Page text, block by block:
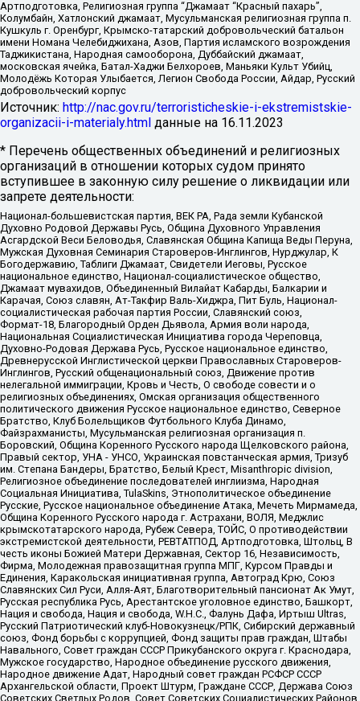
Артподготовка, Религиозная группа “Джамаат “Красный пахарь”,
Колумбайн, Хатлонский джамаат, Мусульманская религиозная группа п.
Кушкуль г. Оренбург, Крымско-татарский добровольческий батальон
имени Номана Челебиджихана, Азов, Партия исламского возрождения
Таджикистана, Народная самооборона, Дуббайский джамаат,
московская ячейка, Батал-Хаджи Белхороев, Маньяки Культ Убийц,
Молодёжь Которая Улыбается, Легион Свобода России, Айдар, Русский
добровольческий корпус
Источник: http://nac.gov.ru/terroristicheskie-i-ekstremistskie-
organizacii-i-materialy.html данные на 16.11.2023
* Перечень общественных объединений и религиозных
организаций в отношении которых судом принято
вступившее в законную силу решение о ликвидации или
запрете деятельности:
Национал-большевистская партия, ВЕК РА, Рада земли Кубанской
Духовно Родовой Державы Русь, Община Духовного Управления
Асгардской Веси Беловодья, Славянская Община Капища Веды Перуна,
Мужская Духовная Семинария Староверов-Инглингов, Нурджулар, К
Богодержавию, Таблиги Джамаат, Свидетели Иеговы, Русское
национальное единство, Национал-социалистическое общество,
Джамаат мувахидов, Объединенный Вилайат Кабарды, Балкарии и
Карачая, Союз славян, Ат-Такфир Валь-Хиджра, Пит Буль, Национал-
социалистическая рабочая партия России, Славянский союз,
Формат-18, Благородный Орден Дьявола, Армия воли народа,
Национальная Социалистическая Инициатива города Череповца,
Духовно-Родовая Держава Русь, Русское национальное единство,
Древнерусской Инглистической церкви Православных Староверов-
Инглингов, Русский общенациональный союз, Движение против
нелегальной иммиграции, Кровь и Честь, О свободе совести и о
религиозных объединениях, Омская организация общественного
политического движения Русское национальное единство, Северное
Братство, Клуб Болельщиков Футбольного Клуба Динамо,
Файзрахманисты, Мусульманская религиозная организация п.
Боровский, Община Коренного Русского народа Щелковского района,
Правый сектор, УНА - УНСО, Украинская повстанческая армия, Тризуб
им. Степана Бандеры, Братство, Белый Крест, Misanthropic division,
Религиозное объединение последователей инглиизма, Народная
Социальная Инициатива, TulaSkins, Этнополитическое объединение
Русские, Русское национальное объединение Атака, Мечеть Мирмамеда,
Община Коренного Русского народа г. Астрахани, ВОЛЯ, Меджлис
крымскотатарского народа, Рубеж Севера, ТОЙС, О противодействии
экстремистской деятельности, РЕВТАТПОД, Артподготовка, Штольц, В
честь иконы Божией Матери Державная, Сектор 16, Независимость,
Фирма, Молодежная правозащитная группа МПГ, Курсом Правды и
Единения, Каракольская инициативная группа, Автоград Крю, Союз
Славянских Сил Руси, Алля-Аят, Благотворительный пансионат Ак Умут,
Русская республика Русь, Арестантское уголовное единство, Башкорт,
Нация и свобода, Нация и свобода, W.H.С., Фалунь Дафа, Иртыш Ultras,
Русский Патриотический клуб-Новокузнецк/РПК, Сибирский державный
союз, Фонд борьбы с коррупцией, Фонд защиты прав граждан, Штабы
Навального, Совет граждан СССР Прикубанского округа г. Краснодара,
Мужское государство, Народное объединение русского движения,
Народное движение Адат, Народный совет граждан РСФСР СССР
Архангельской области, Проект Штурм, Граждане СССР, Держава Союз
Советских Светлых Родов, Совет Советских Социалистических Районов,